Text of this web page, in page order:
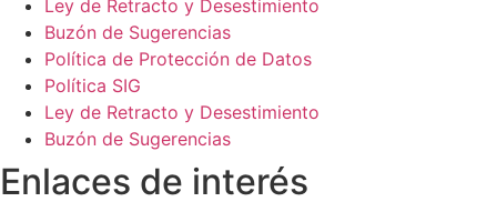
Ley de Retracto y Desestimiento
Buzón de Sugerencias
Política de Protección de Datos
Política SIG
Ley de Retracto y Desestimiento
Buzón de Sugerencias
Enlaces de interés